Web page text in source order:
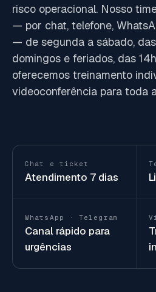
risco operacional. Nosso
— por chat, telefone,
— de segunda a sábado,
domingos e feriados, das
oferecemos treinamento
videoconferência para toda
Chat e ticket
Atendimento 7 dias
WhatsApp · Telegram
Canal rápido para
urgências